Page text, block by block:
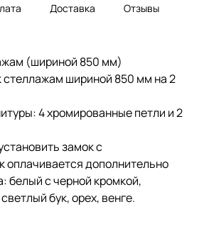
Доставка Отзывы
(шириной 850 мм)
шириной 850 мм на 2
4 хромированные петли и 2
замок с
оплачивается дополнительно
белый с черной кромкой,
бук, орех, венге.